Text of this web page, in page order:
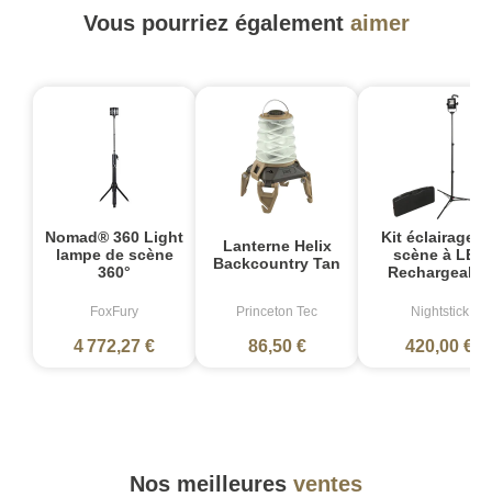
Vous pourriez également aimer
Nomad® 360 Light
lampe de scène
360°
FoxFury
4 772,27 €
Lanterne Helix
Backcountry Tan
Princeton Tec
86,50 €
Kit éclairage
scène à LED
Rechargeable
Nightstick
420,00 €
Nos meilleures ventes